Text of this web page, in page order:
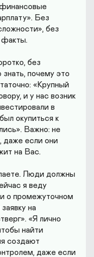
Без
без
фaкты.
без
почему это
«Крупный
и у нас возник
в
окупиться к
Важно: не
даже если они
на Вас.
Люди должны
я веду
о промежуточном
на
«Я лично
найти
создают
даже если